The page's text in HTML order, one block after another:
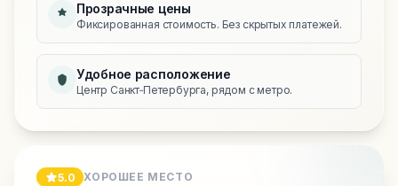
Прозрачные цены
Фиксированная стоимость. Без скрытых платежей.
Удобное расположение
Центр Санкт‑Петербурга, рядом с метро.
5.0 ХОРОШЕЕ МЕСТО